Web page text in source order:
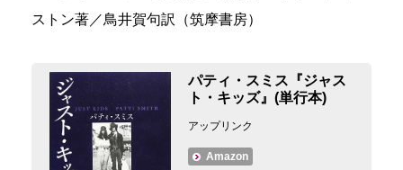
ストン著／鳥井賀句訳（筑摩書房）
パティ・スミス『ジャス
ト・キッズ』(単行本)
アップリンク
Amazon